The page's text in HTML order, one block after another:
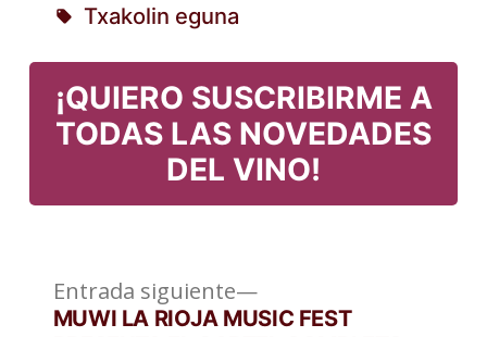
en Txakolin eguna
¡QUIERO SUSCRIBIRME A
TODAS LAS NOVEDADES
DEL VINO!
Navegación
Entrada siguiente
Entrada
siguiente:
MUWI LA RIOJA MUSIC FEST